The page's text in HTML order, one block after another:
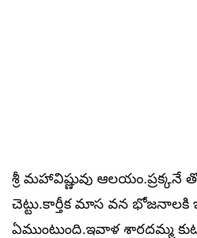
శ్రీ మహావిష్ణువు
చెట్టు.కార్తీక మాస వన భోజనాలకి
ఏముంటుంది.ఇవాళ శారదమ్మ